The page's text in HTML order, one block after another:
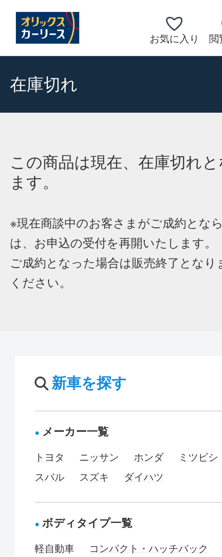
お気に入り 閲
在庫切れ
この商品は現在、在庫切れ
ます。
※現在商談中のお客さまがご成約とな
は、お申込の受付を再開いたします。
ご成約となった場合は販売終了となり
ください。
新車を探す
メーカー一覧
トヨタ ニッサン ホンダ
ミツビシ
スバル
スズキ ダイハツ
ボディタイプ一覧
軽自動車
コンパクト・ハッチバック